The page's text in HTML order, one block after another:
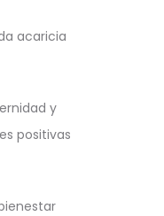
acaricia
y
positivas